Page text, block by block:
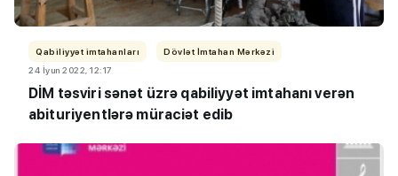
Qabiliyyət imtahanları
Dövlət İmtahan Mərkəzi
24 İyun 2022, 12:17
DİM təsviri sənət üzrə qabiliyyət imtahanı verən
abituriyentlərə müraciət edib